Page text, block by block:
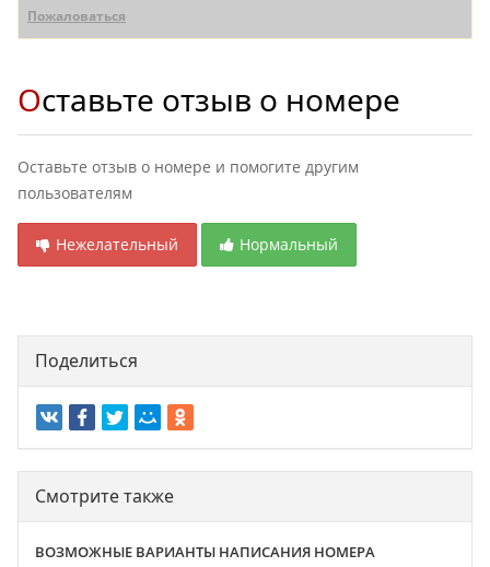
Пожаловаться
Оставьте отзыв о номере
Оставьте отзыв о номере и помогите другим
пользователям
Нежелательный Нормальный
Поделиться
Смотрите также
ВОЗМОЖНЫЕ ВАРИАНТЫ НАПИСАНИЯ НОМЕРА